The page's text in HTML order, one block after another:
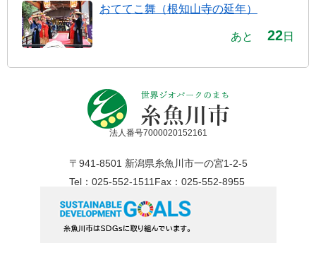
おててこ舞（根知山寺の延年）
あと 22日
法人番号7000020152161
〒941-8501 新潟県糸魚川市一の宮1-2-5
Tel：025-552-1511 Fax：025-552-8955